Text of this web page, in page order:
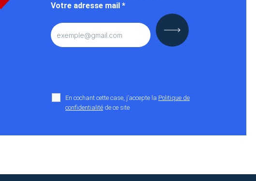
Votre adresse mail *
En cochant cette case, j’accepte la Politique de
confidentialité de ce site